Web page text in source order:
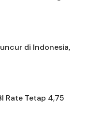
di Indonesia,
Rate Tetap 4,75